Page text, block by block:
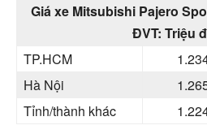
Giá xe Mitsubishi Pajero
ĐVT: Triệu
TP.HCM
Hà Nội
Tỉnh/thành khác